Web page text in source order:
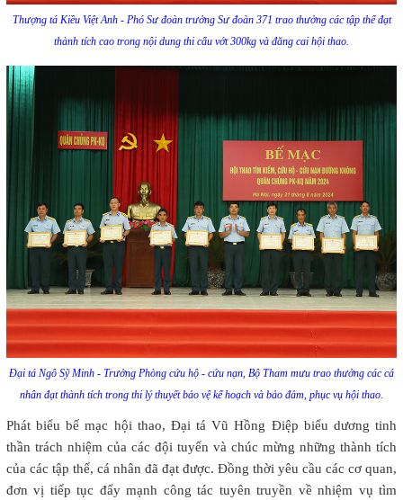
Thượng tá Kiều Việt Anh - Phó Sư đoàn trưởng Sư đoàn 371 trao thưởng các tập thể đạt
thành tích cao trong nội dung thi cẩu vớt 300kg và đăng cai hội thao.
Đại tá Ngô Sỹ Minh - Trưởng Phòng cứu hộ - cứu nạn, Bộ Tham mưu trao thưởng các cá
nhân đạt thành tích trong thi lý thuyết bảo vệ kế hoạch và bảo đảm, phục vụ hội thao.
Phát biểu bế mạc hội thao, Đại tá Vũ Hồng Điệp biểu dương tinh
thần trách nhiệm của các đội tuyển và chúc mừng những thành tích
của các tập thể, cá nhân đã đạt được. Đồng thời yêu cầu các cơ quan,
đơn vị tiếp tục đẩy mạnh công tác tuyên truyền về nhiệm vụ tìm